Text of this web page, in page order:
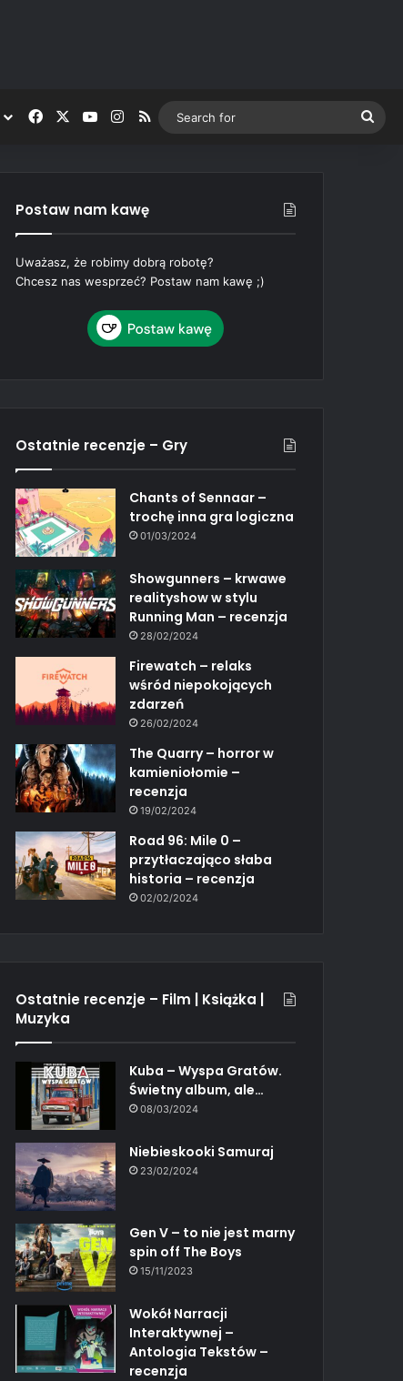
Facebook YouTubeInstagram
RSS
Postaw nam kawę
Uważasz, że robimy dobrą robotę?
Chcesz nas wesprzeć? Postaw nam kawę ;)
Ostatnie recenzje – Gry
Chants of Sennaar –
trochę inna gra logiczna
01/03/2024
Showgunners – krwawe
realityshow w stylu
Running Man – recenzja
28/02/2024
Firewatch – relaks
wśród niepokojących
zdarzeń
26/02/2024
The Quarry – horror w
kamieniołomie –
recenzja
19/02/2024
Road 96: Mile 0 –
przytłaczająco słaba
historia – recenzja
02/02/2024
Ostatnie recenzje – Film | Książka |
Muzyka
Kuba – Wyspa Gratów.
Świetny album, ale…
08/03/2024
Niebieskooki Samuraj
23/02/2024
Gen V – to nie jest marny
spin off The Boys
15/11/2023
Wokół Narracji
Interaktywnej –
Antologia Tekstów –
recenzja